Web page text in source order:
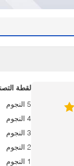
لقطة
5 النجوم
4 النجوم
3 النجوم
2 النجوم
1 النجوم